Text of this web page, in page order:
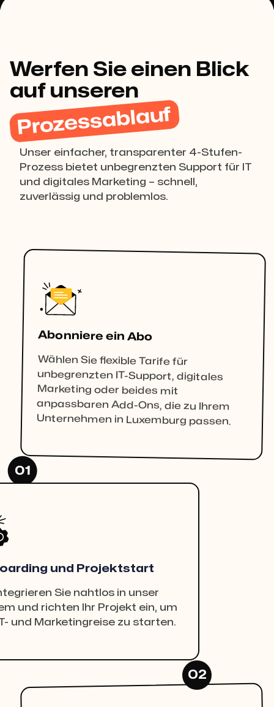
Werfen Sie einen Blick
auf unseren
Prozessablauf
Unser einfacher, transparenter 4-Stufen-
Prozess bietet unbegrenzten Support für IT
und digitales Marketing – schnell,
zuverlässig und problemlos.
Abonniere ein Abo
Wählen Sie flexible Tarife für
unbegrenzten IT-Support, digitales
Marketing oder beides mit
anpassbaren Add-Ons, die zu Ihrem
Unternehmen in Luxemburg passen.
01
und Projektstart
Sie nahtlos in unser
und richten Ihr Projekt ein, um
und Marketingreise zu starten.
02